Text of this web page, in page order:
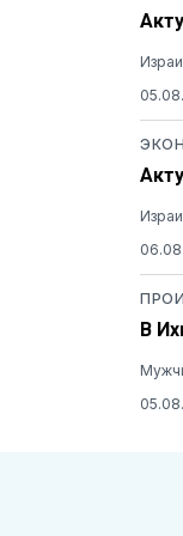
В